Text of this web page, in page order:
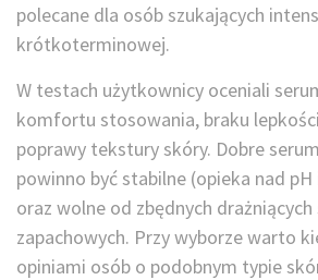
polecane dla osób szukających
krótkoterminowej.
W testach użytkownicy oceniali
komfortu stosowania, braku
poprawy tekstury skóry. Dobre
powinno być stabilne (opieka nad
oraz wolne od zbędnych
zapachowych. Przy wyborze warto
opiniami osób o podobnym typie